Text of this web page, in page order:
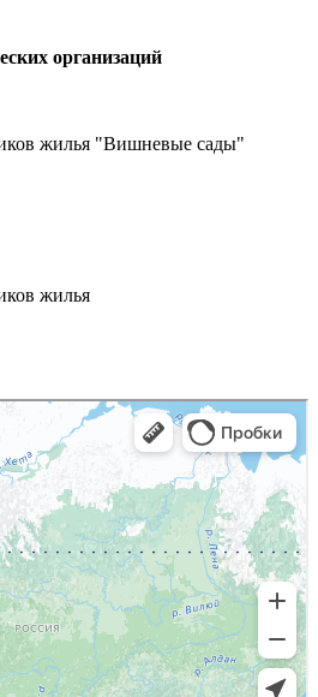
организаций
жилья "Вишневые сады"
жилья